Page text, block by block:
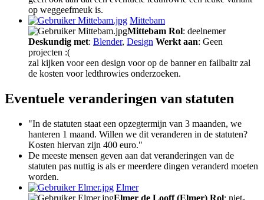
op weggeefmeuk is.
Mittebam
Mittebam Rol: deelnemer
Deskundig met: Blender, Design Werkt aan: Geen
projecten :(
zal kijken voor een design voor op de banner en failbaitr zal
de kosten voor ledthrowies onderzoeken.
Eventuele veranderingen van statuten
"In de statuten staat een opzegtermijn van 3 maanden, we
hanteren 1 maand. Willen we dit veranderen in de statuten?
Kosten hiervan zijn 400 euro."
De meeste mensen geven aan dat veranderingen van de
statuten pas nuttig is als er meerdere dingen veranderd moeten
worden.
Elmer
Elmer de Looff (Elmer) Rol: niet-